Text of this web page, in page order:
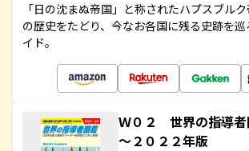
「日の沈まぬ帝国」と称されたハプスブル
の歴史をたどり、今なお各国に残る史跡を
イド。
Ｗ０２ 世界の指導
～２０２２年版